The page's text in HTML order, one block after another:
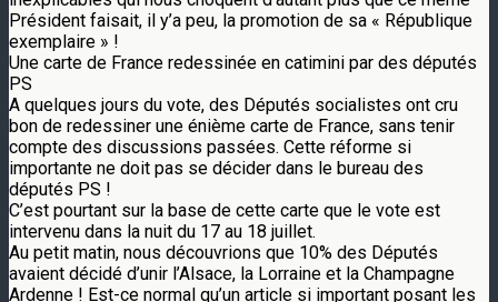
Président faisait, il y’a peu, la promotion de sa « République
exemplaire » !
Une carte de France redessinée en catimini par des députés
PS
A quelques jours du vote, des Députés socialistes ont cru
bon de redessiner une énième carte de France, sans tenir
compte des discussions passées. Cette réforme si
importante ne doit pas se décider dans le bureau des
députés PS !
C’est pourtant sur la base de cette carte que le vote est
intervenu dans la nuit du 17 au 18 juillet.
Au petit matin, nous découvrions que 10% des Députés
avaient décidé d’unir l’Alsace, la Lorraine et la Champagne
Ardenne ! Est-ce normal qu’un article si important posant les